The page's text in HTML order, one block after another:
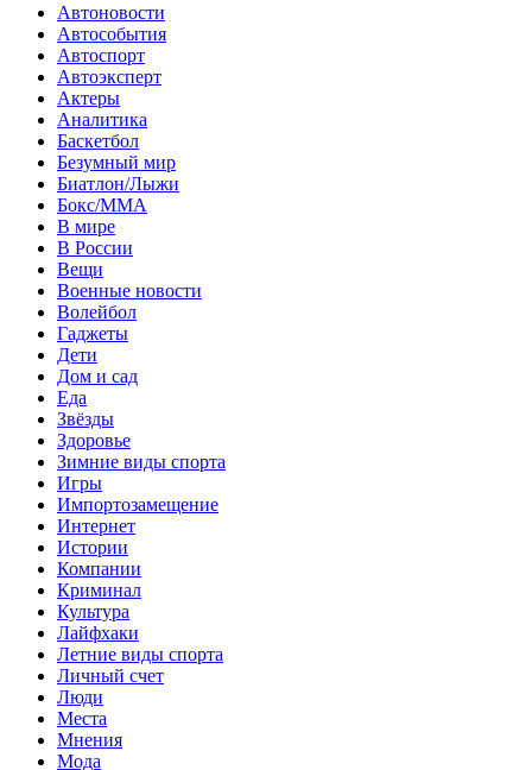
Автоновости
Автособытия
Автоспорт
Автоэксперт
Актеры
Аналитика
Баскетбол
Безумный мир
Биатлон/Лыжи
Бокс/MMA
В мире
В России
Вещи
Военные новости
Волейбол
Гаджеты
Дети
Дом и сад
Еда
Звёзды
Здоровье
Зимние виды спорта
Игры
Импортозамещение
Интернет
Истории
Компании
Криминал
Культура
Лайфхаки
Летние виды спорта
Личный счет
Люди
Места
Мнения
Мода